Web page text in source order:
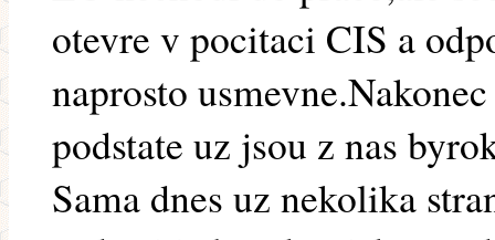
otevre v pocitaci CIS a
naprosto
podstate uz jsou z nas
Sama dnes uz nekolika